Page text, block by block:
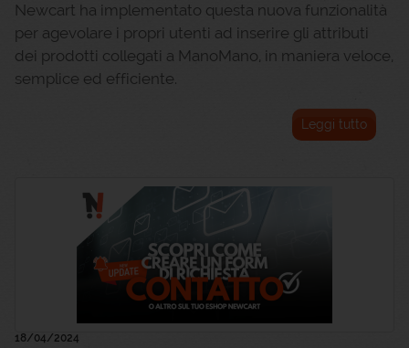
Newcart ha implementato questa nuova funzionalità
per agevolare i propri utenti ad inserire gli attributi
dei prodotti collegati a ManoMano, in maniera veloce,
semplice ed efficiente.
Leggi tutto
18/04/2024